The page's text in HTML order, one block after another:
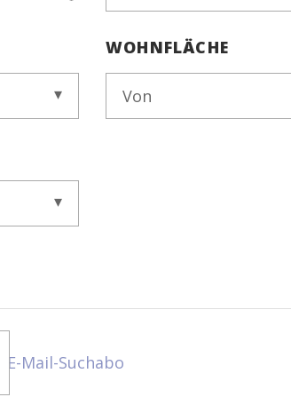
WOHNFLÄCHE
Von
E-Mail-Suchabo